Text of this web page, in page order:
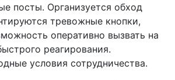
посты. Организуется обход
тревожные кнопки,
оперативно вызвать на
реагирования.
условия сотрудничества.